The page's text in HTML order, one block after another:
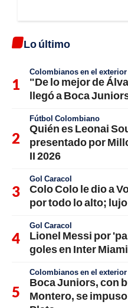
Lo último
Colombianos en el exterior
"De lo mejor de
llegó a Boca
Fútbol Colombiano
Quién es Leonai
presentado por
II 2026
Gol Caracol
Colo Colo le dio a
por todo lo alto;
Gol Caracol
Lionel Messi por
goles en Inter
Colombianos en el exterior
Boca Juniors, con
Montero, se